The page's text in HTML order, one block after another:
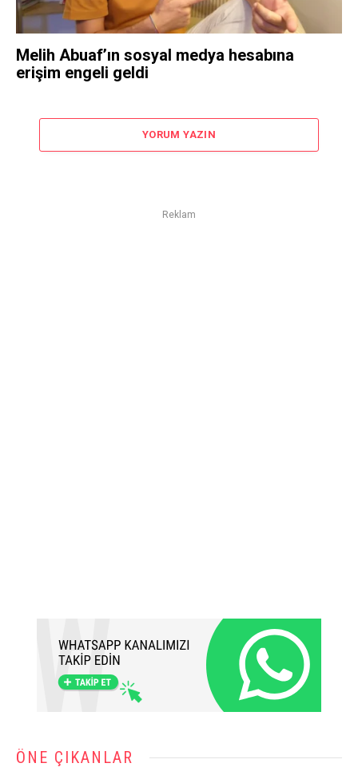
Melih Abuaf’ın sosyal medya hesabına
erişim engeli geldi
YORUM YAZIN
Reklam
ÖNE ÇIKANLAR